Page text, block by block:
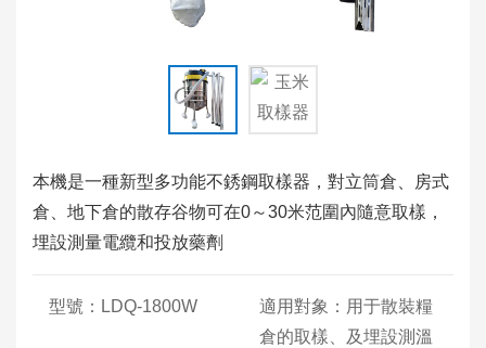
本機是一種新型多功能不銹鋼取樣器，對立筒倉、房式
倉、地下倉的散存谷物可在0～30米范圍內隨意取樣，
埋設測量電纜和投放藥劑
型號：LDQ-1800W
適用對象：用于散裝糧
倉的取樣、及埋設測溫